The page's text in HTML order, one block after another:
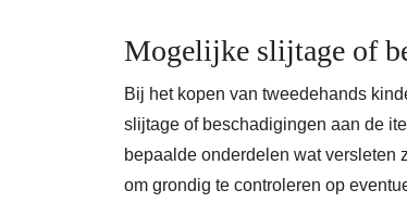
Mogelijke slijtage of
Bij het kopen van tweedehands
slijtage of beschadigingen aan de
bepaalde onderdelen wat versleten
om grondig te controleren op